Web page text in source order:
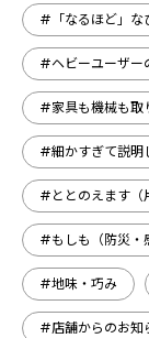
#「なるほど」な
#ヘビーユーザー
#家具も機械も取
#細かすぎて説明
#ととのえます（
#もしも（防災・
#地味・巧み
#店舗からのお知